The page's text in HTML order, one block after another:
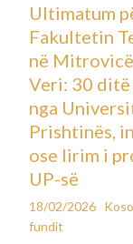
Ultimatum
Fakultetin
në
Veri: 30
nga
Prishtinës,
ose lirim i
UP-së
18/02/2026
fundit